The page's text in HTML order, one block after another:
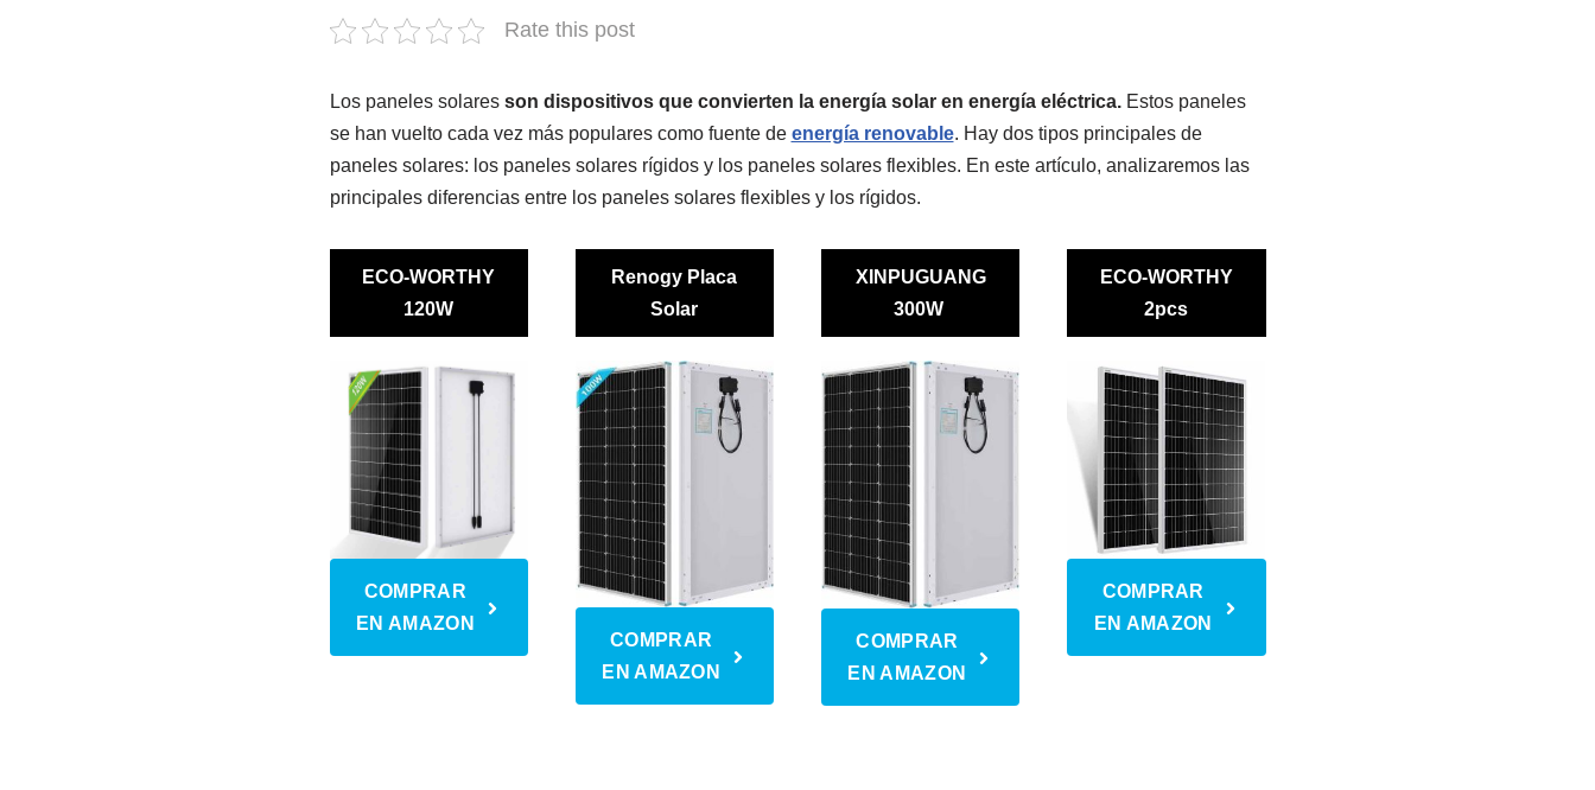
Rate this post
Los paneles solaresson dispositivos que convierten la energía solar en energía eléctrica.Estos paneles
se han vuelto cada vez más populares como fuente de energía renovable. Hay dos tipos principales de
paneles solares: los paneles solares rígidos y los paneles solares flexibles. En este artículo, analizaremos las
principales diferencias entre los paneles solares flexibles y los rígidos.
ECO-WORTHY
120W
COMPRAR
EN AMAZON
Renogy Placa
Solar
COMPRAR
EN AMAZON
XINPUGUANG
300W
COMPRAR
EN AMAZON
ECO-WORTHY
2pcs
COMPRAR
EN AMAZON